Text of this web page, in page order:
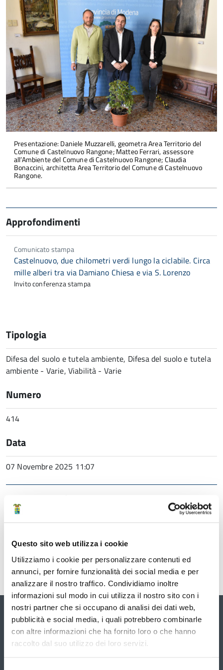
Questo sito web utilizza i cookie
Utilizziamo i cookie per personalizzare contenuti ed
annunci, per fornire funzionalità dei social media e per
analizzare il nostro traffico. Condividiamo inoltre
informazioni sul modo in cui utilizza il nostro sito con i
nostri partner che si occupano di analisi dei dati web,
pubblicità e social media, i quali potrebbero combinarle
con altre informazioni che ha fornito loro o che hanno
raccolto dal suo utilizzo dei loro servizi.
Presentazione: Daniele Muzzarelli, geometra Area Territorio del
Comune di Castelnuovo Rangone; Matteo Ferrari, assessore
all’Ambiente del Comune di Castelnuovo Rangone; Claudia
Bonaccini, architetta Area Territorio del Comune di Castelnuovo
Rangone.
Approfondimenti
Comunicato stampa
Castelnuovo, due chilometri verdi lungo la ciclabile. Circa
mille alberi tra via Damiano Chiesa e via S. Lorenzo
Invito conferenza stampa
Tipologia
Difesa del suolo e tutela ambiente, Difesa del suolo e tutela
ambiente - Varie, Viabilità - Varie
Numero
414
Data
07 Novembre 2025 11:07
Direzione generale
Galleria
Vai
possibile